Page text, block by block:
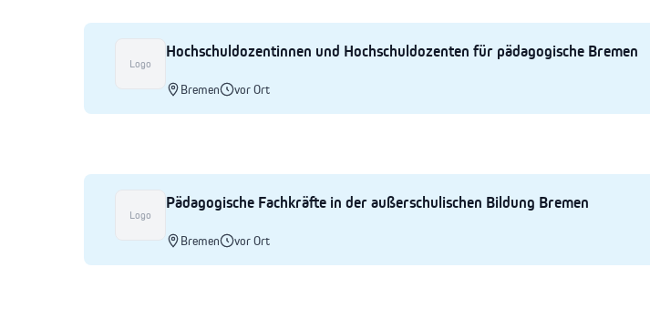
Logo
Hochschuldozentinnen und Hochschuldozenten für pädagogische Bremen
Bremen vor Ort
Logo
Pädagogische Fachkräfte in der außerschulischen Bildung Bremen
Bremen vor Ort